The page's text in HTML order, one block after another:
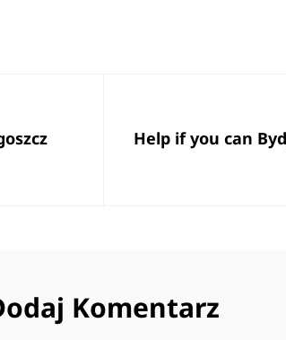
Post
Help if you can
Komentarz